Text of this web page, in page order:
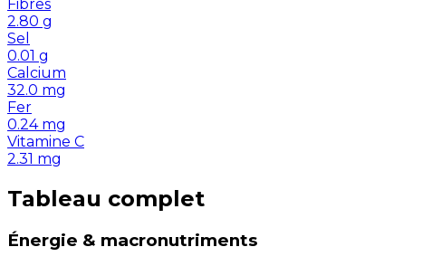
Fibres
2.80 g
Sel
0.01 g
Calcium
32.0 mg
Fer
0.24 mg
Vitamine C
2.31 mg
Tableau complet
Énergie & macronutriments